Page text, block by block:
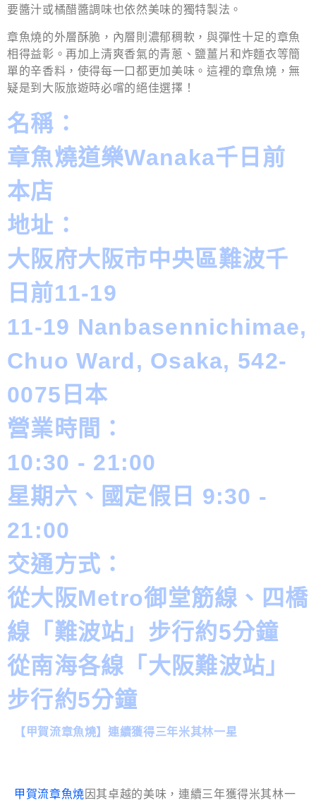
要醬汁或橘醋醬調味也依然美味的獨特製法。
章魚燒的外層酥脆，內層則濃郁稠軟，與彈性十足的章魚
相得益彰。再加上清爽香氣的青蔥、鹽薑片和炸麵衣等簡
單的辛香料，使得每一口都更加美味。這裡的章魚燒，無
疑是到大阪旅遊時必嚐的絕佳選擇！
名稱：
章魚燒道樂Wanaka千日前
本店
地址：
大阪府大阪市中央區難波千
日前11-19
11-19 Nanbasennichimae,
Chuo Ward, Osaka, 542-
0075日本
營業時間：
10:30 - 21:00
星期六、國定假日 9:30 -
21:00
交通方式：
從大阪Metro御堂筋線、四橋
線「難波站」步行約5分鐘
從南海各線「大阪難波站」
步行約5分鐘
【甲賀流章魚燒】連續獲得三年米其林一星
甲賀流章魚燒 因其卓越的美味，連續三年獲得米其林一